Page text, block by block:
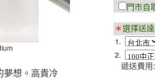
夢想。高貴冷
門市自
＊選擇送
1.
2.
遞送費用